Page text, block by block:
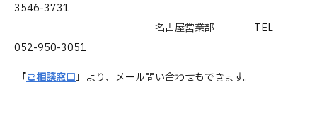
3546-3731
名古屋営業部 TEL
052-950-3051
「ご相談窓口」 より、メール問い合わせもできます。